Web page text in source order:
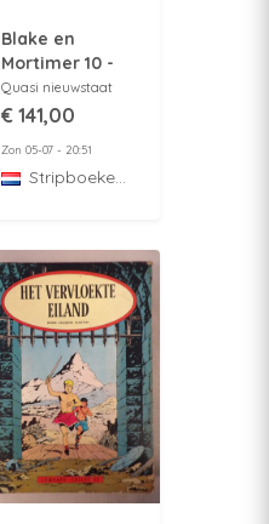
Blake en
Mortimer 10 -
het Voronov-
complot - luxe
2000
Quasi nieuwstaat
€ 141,00
Zon 05-07 - 20:51
StripboekenZolder